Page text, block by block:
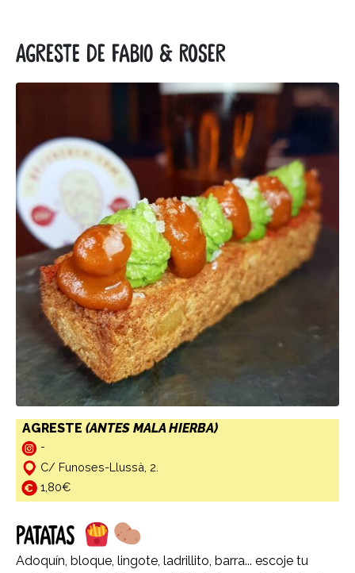
Agreste de Fabio & Roser
AGRESTE (ANTES MALA HIERBA)
-
C/ Funoses-Llussà, 2.
1,80€
PATATAS
Adoquín, bloque, lingote, ladrillito, barra... escoje tu